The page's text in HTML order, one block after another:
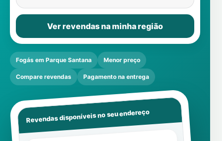
Ver revendas na minha região
Fogás em Parque Santana Menor preço
Compare revendas Pagamento na entrega
Revendas disponíveis no seu endereço